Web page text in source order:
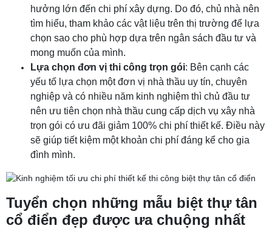
hưởng lớn đến chi phí xây dựng. Do đó, chủ nhà nên
tìm hiểu, tham khảo các vật liệu trên thị trường để lựa
chọn sao cho phù hợp dựa trên ngân sách đầu tư và
mong muốn của mình.
Lựa chọn đơn vị thi công trọn gói: Bên cạnh các
yếu tố lựa chọn một đơn vị nhà thầu uy tín, chuyên
nghiệp và có nhiều năm kinh nghiệm thì chủ đầu tư
nên ưu tiên chọn nhà thầu cung cấp dịch vụ xây nhà
trọn gói có ưu đãi giảm 100% chi phí thiết kế. Điều này
sẽ giúp tiết kiệm một khoản chi phí đáng kể cho gia
đình mình.
Tuyển chọn những mẫu biệt thự tân
cổ điển đẹp được ưa chuộng nhất